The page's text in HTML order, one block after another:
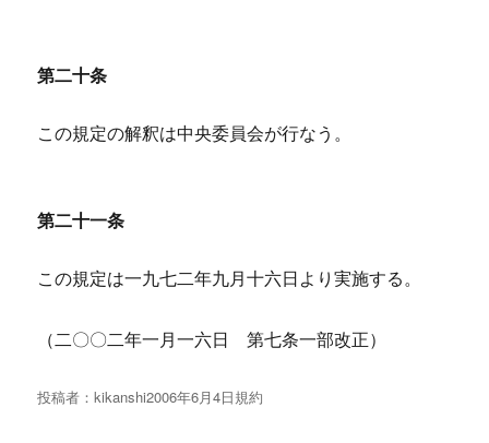
第二十条
この規定の解釈は中央委員会が行なう。
第二十一条
この規定は一九七二年九月十六日より実施する。
（二〇〇二年一月一六日 第七条一部改正）
投稿者：kikanshi投
2006年6月4日規約